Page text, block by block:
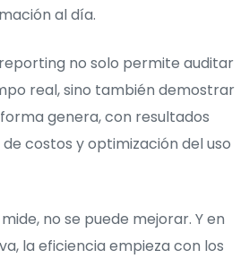
al día.
no solo permite auditar
real, sino también demostrar
genera, con resultados
costos y optimización del uso
no se puede mejorar. Y en
la eficiencia empieza con los